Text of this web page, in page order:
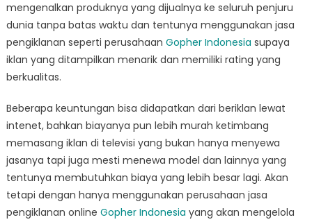
mengenalkan produknya yang dijualnya ke seluruh penjuru
dunia tanpa batas waktu dan tentunya menggunakan jasa
pengiklanan seperti perusahaan Gopher Indonesia supaya
iklan yang ditampilkan menarik dan memiliki rating yang
berkualitas.
Beberapa keuntungan bisa didapatkan dari beriklan lewat
intenet, bahkan biayanya pun lebih murah ketimbang
memasang iklan di televisi yang bukan hanya menyewa
jasanya tapi juga mesti menewa model dan lainnya yang
tentunya membutuhkan biaya yang lebih besar lagi. Akan
tetapi dengan hanya menggunakan perusahaan jasa
pengiklanan online Gopher Indonesia yang akan mengelola